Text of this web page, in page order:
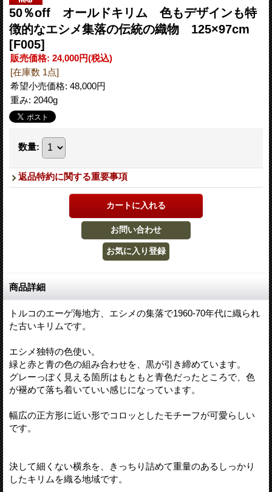
50％off オールドキリム 色もデザインも特
徴的なエシメ集落の伝統の織物 125×97cm
[F005]
販売価格: 24,000円(税込)
[在庫数 1点]
希望小売価格: 48,000円
重み: 2040g
数量:
返品特約に関する重要事項
商品詳細
トルコのエーゲ海地方、エシメの集落で1960-70年代に織られ
た古いキリムです。
エシメ独特の色使い。
緑と赤と青の色の組み合わせを、黒が引き締めています。
グレーっぽく見える箇所はもともと青色だったところで、色
が褪めて落ち着いていい感じになっています。
幅広の正方形に近い形でコロッとしたモチーフが可愛らしい
です。
決して細くない横糸を、きっちり詰めて重量のあるしっかり
したキリムを織る地域です。